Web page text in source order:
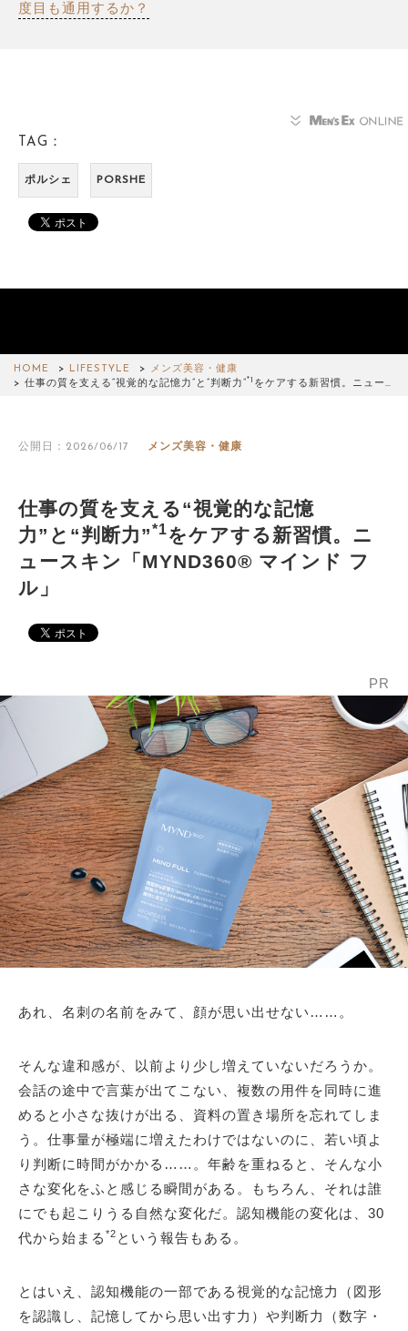
度目も通用するか？
TAG：
ポルシェ PORSHE
HOME LIFESTYLE
メンズ美容・健康
仕事の質を支える“視覚的な記憶力”と“判断力”*1 をケアする新習慣。ニュー…
公開日：2026/06/17 メンズ美容・健康
仕事の質を支える“視覚的な記憶
力”と“判断力”*1をケアする新習慣。ニ
ュースキン「MYND360® マインド フ
ル」
PR
あれ、名刺の名前をみて、顔が思い出せない……。
そんな違和感が、以前より少し増えていないだろうか。
会話の途中で言葉が出てこない、複数の用件を同時に進
めると小さな抜けが出る、資料の置き場所を忘れてしま
う。仕事量が極端に増えたわけではないのに、若い頃よ
り判断に時間がかかる……。年齢を重ねると、そんな小
さな変化をふと感じる瞬間がある。もちろん、それは誰
にでも起こりうる自然な変化だ。認知機能の変化は、30
代から始まる *2 という報告もある。
とはいえ、認知機能の一部である視覚的な記憶力（図形
を認識し、記憶してから思い出す力）や判断力（数字・